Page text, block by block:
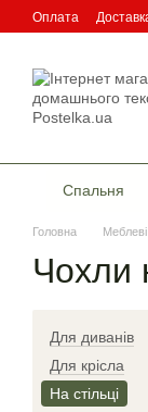
Перейти до
Оплата
Спальня
Головна
Чохли
Для диванів
Для крісла
На стільці